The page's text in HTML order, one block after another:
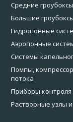
Средние гроубоксы
Большие
Гидропонные
Аэропонные
Системы
Помпы,
потока
Приборы контроля
Растворные узлы